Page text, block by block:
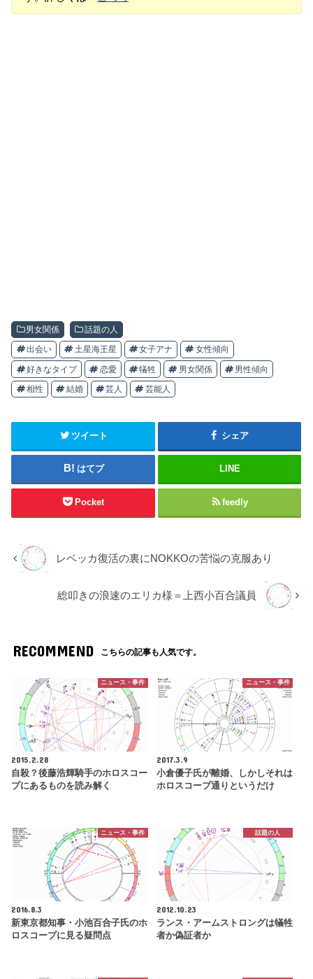
男女関係 話題の人
出会い 土星海王星 女子アナ 女性傾向
好きなタイプ 恋愛 犠牲 男女関係 男性傾向
相性 結婚 芸人 芸能人
ツイート シェア
はてブ LINE
Pocket feedly
レベッカ復活の裏にNOKKOの苦悩の克服あり
総叩きの浪速のエリカ様＝上西小百合議員
RECOMMEND こちらの記事も人気です。
ニュース・事件
2015.2.28
自殺？後藤浩輝騎手のホロスコー
プにあるものを読み解く
ニュース・事件
2017.3.9
小倉優子氏が離婚、しかしそれは
ホロスコープ通りというだけ
ニュース・事件
2016.8.3
新東京都知事・小池百合子氏のホ
ロスコープに見る疑問点
話題の人
2012.10.23
ランス・アームストロングは犠牲
者か偽証者か